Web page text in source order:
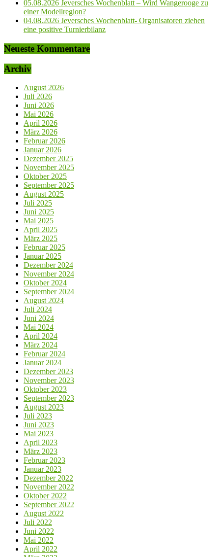
05.08.2026 Jeversches Wochenblatt – Wird Wangerooge zu
einer Modellregion?
04.08.2026 Jeversches Wochenblatt- Organisatoren ziehen
eine positive Turnierbilanz
Neueste Kommentare
Archiv
August 2026
Juli 2026
Juni 2026
Mai 2026
April 2026
März 2026
Februar 2026
Januar 2026
Dezember 2025
November 2025
Oktober 2025
September 2025
August 2025
Juli 2025
Juni 2025
Mai 2025
April 2025
März 2025
Februar 2025
Januar 2025
Dezember 2024
November 2024
Oktober 2024
September 2024
August 2024
Juli 2024
Juni 2024
Mai 2024
April 2024
März 2024
Februar 2024
Januar 2024
Dezember 2023
November 2023
Oktober 2023
September 2023
August 2023
Juli 2023
Juni 2023
Mai 2023
April 2023
März 2023
Februar 2023
Januar 2023
Dezember 2022
November 2022
Oktober 2022
September 2022
August 2022
Juli 2022
Juni 2022
Mai 2022
April 2022